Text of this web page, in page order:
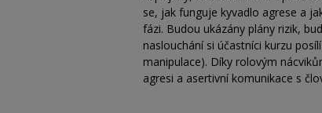
se, jak funguje kyvadlo agrese a
fázi. Budou ukázány plány rizik,
naslouchání si účastníci kurzu
manipulace). Díky rolovým
agresi a asertivní komunikace s